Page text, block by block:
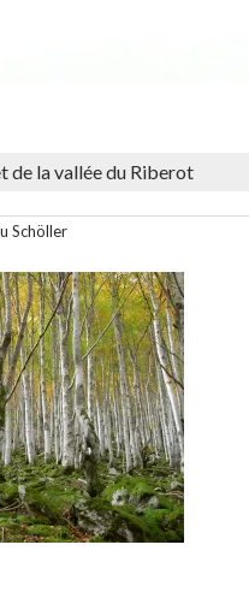
de la vallée du Riberot
Schöller